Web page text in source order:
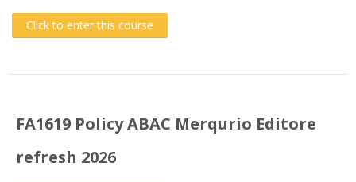
Click to enter this course
FA1619 Policy ABAC Merqurio Editore
refresh 2026